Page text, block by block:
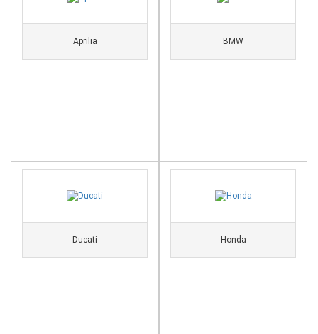
Aprilia BMW
Ducati Honda